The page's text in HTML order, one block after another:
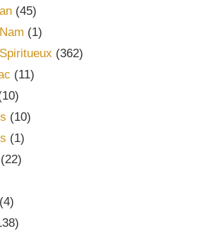
(45)
(1)
(362)
(11)
(10)
(1)
(22)
(4)